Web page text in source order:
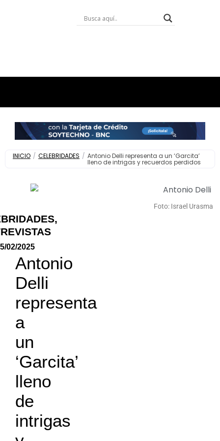
INICIO / CELEBRIDADES / Antonio Delli representa a un ‘Garcita’
lleno de intrigas y recuerdos perdidos
,
02/2025
Antonio
Delli
representa
a
un
‘Garcita’
lleno
de
intrigas
Foto: Israel Urasma